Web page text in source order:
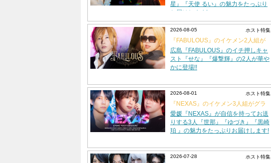
星』『天使 るい』の魅力をたっぷり
お届けします!
2026-08-05 ホスト特集
『FABULOUS』のイケメン2人組が
グラビアに登場!!
広島『FABULOUS』のイチ押しキャ
スト『せな』『爆撃輝』の2人が華や
かに登場!!
2026-08-01 ホスト特集
『NEXAS』のイケメン3人組がグラ
ビアに登場!!
愛媛『NEXAS』が自信を持ってお送
りする3人『世那』『ゆづき』『黒崎
珀 』の魅力をたっぷりお届けします!
2026-07-28 ホスト特集